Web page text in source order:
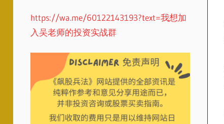
https://wa.me/60122143193?text=我想加
入吴老师的投资实战群